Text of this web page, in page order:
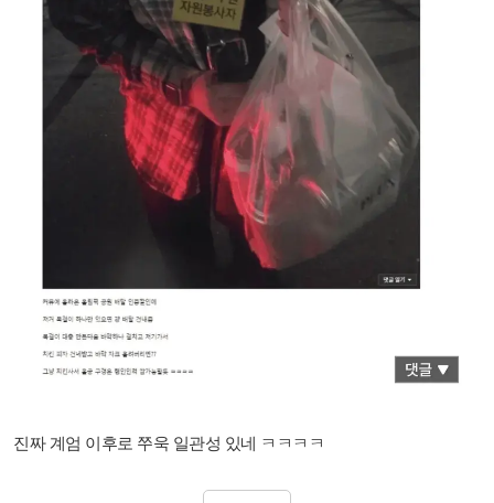
진짜 계엄 이후로 쭈욱 일관성 있네 ㅋㅋㅋㅋ